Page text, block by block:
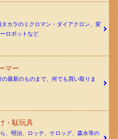
タカラのミクロマン・ダイアクロン、変
ロボットなど
マー
の最新のものまで、何でも買い取りま
・駄玩具
、明治、ロッテ、ケロッグ、森永等の